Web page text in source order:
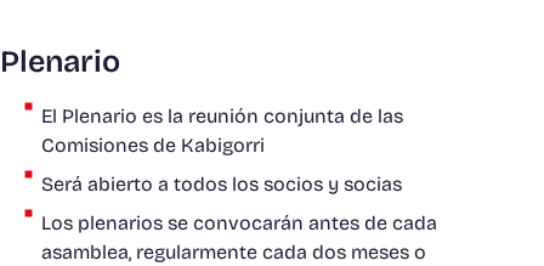
Plenario
El Plenario es la reunión conjunta de las
Comisiones de Kabigorri
Será abierto a todos los socios y socias
Los plenarios se convocarán antes de cada
asamblea, regularmente cada dos meses o